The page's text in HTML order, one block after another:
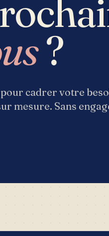
?
cadrer votre
mesure. Sans